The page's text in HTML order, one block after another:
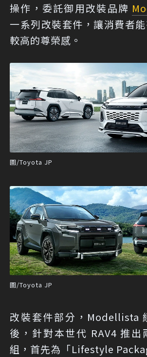
操作，委託御用改裝品牌
一系列改裝套件，讓消費者
較高的尊榮感。
圖/Toyota JP
圖/Toyota JP
改裝套件部分，Modellista
後，針對本世代 RAV4 推出
組，首先為「Lifestyle